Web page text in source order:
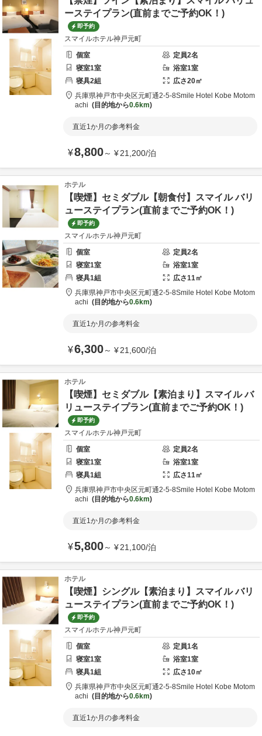
ーステイプラン(直前までご予約OK！)
即予約
スマイルホテル神戸元町
個室
定員2名
寝室1室 浴室1室
寝具2組 広さ20㎡
兵庫県神戸市中央区元町通2-5-8Smile Hotel Kobe Motom
achi
目的地から0.6km
直近1か月の参考料金
¥8,800～ ¥21,200/泊
ホテル
【喫煙】セミダブル【朝食付】スマイル バリ
ューステイプラン(直前までご予約OK！)
即予約
スマイルホテル神戸元町
個室
定員2名
寝室1室 浴室1室
寝具1組 広さ11㎡
兵庫県神戸市中央区元町通2-5-8Smile Hotel Kobe Motom
achi
目的地から0.6km
直近1か月の参考料金
¥6,300～ ¥21,600/泊
ホテル
【喫煙】セミダブル【素泊まり】スマイル バ
リューステイプラン(直前までご予約OK！)
即予約
スマイルホテル神戸元町
個室
定員2名
寝室1室 浴室1室
寝具1組 広さ11㎡
兵庫県神戸市中央区元町通2-5-8Smile Hotel Kobe Motom
achi
目的地から0.6km
直近1か月の参考料金
¥5,800～ ¥21,100/泊
ホテル
【喫煙】シングル【素泊まり】スマイル バリ
ューステイプラン(直前までご予約OK！)
即予約
スマイルホテル神戸元町
個室
定員1名
寝室1室 浴室1室
寝具1組 広さ10㎡
兵庫県神戸市中央区元町通2-5-8Smile Hotel Kobe Motom
achi
目的地から0.6km
直近1か月の参考料金